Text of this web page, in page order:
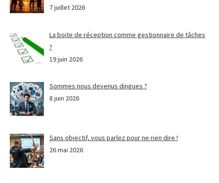
7 juillet 2026
La boite de réception comme gestionnaire de tâches
?
19 juin 2026
Sommes nous devenus dingues ?
8 juin 2026
Sans objectif, vous parlez pour ne rien dire !
26 mai 2026